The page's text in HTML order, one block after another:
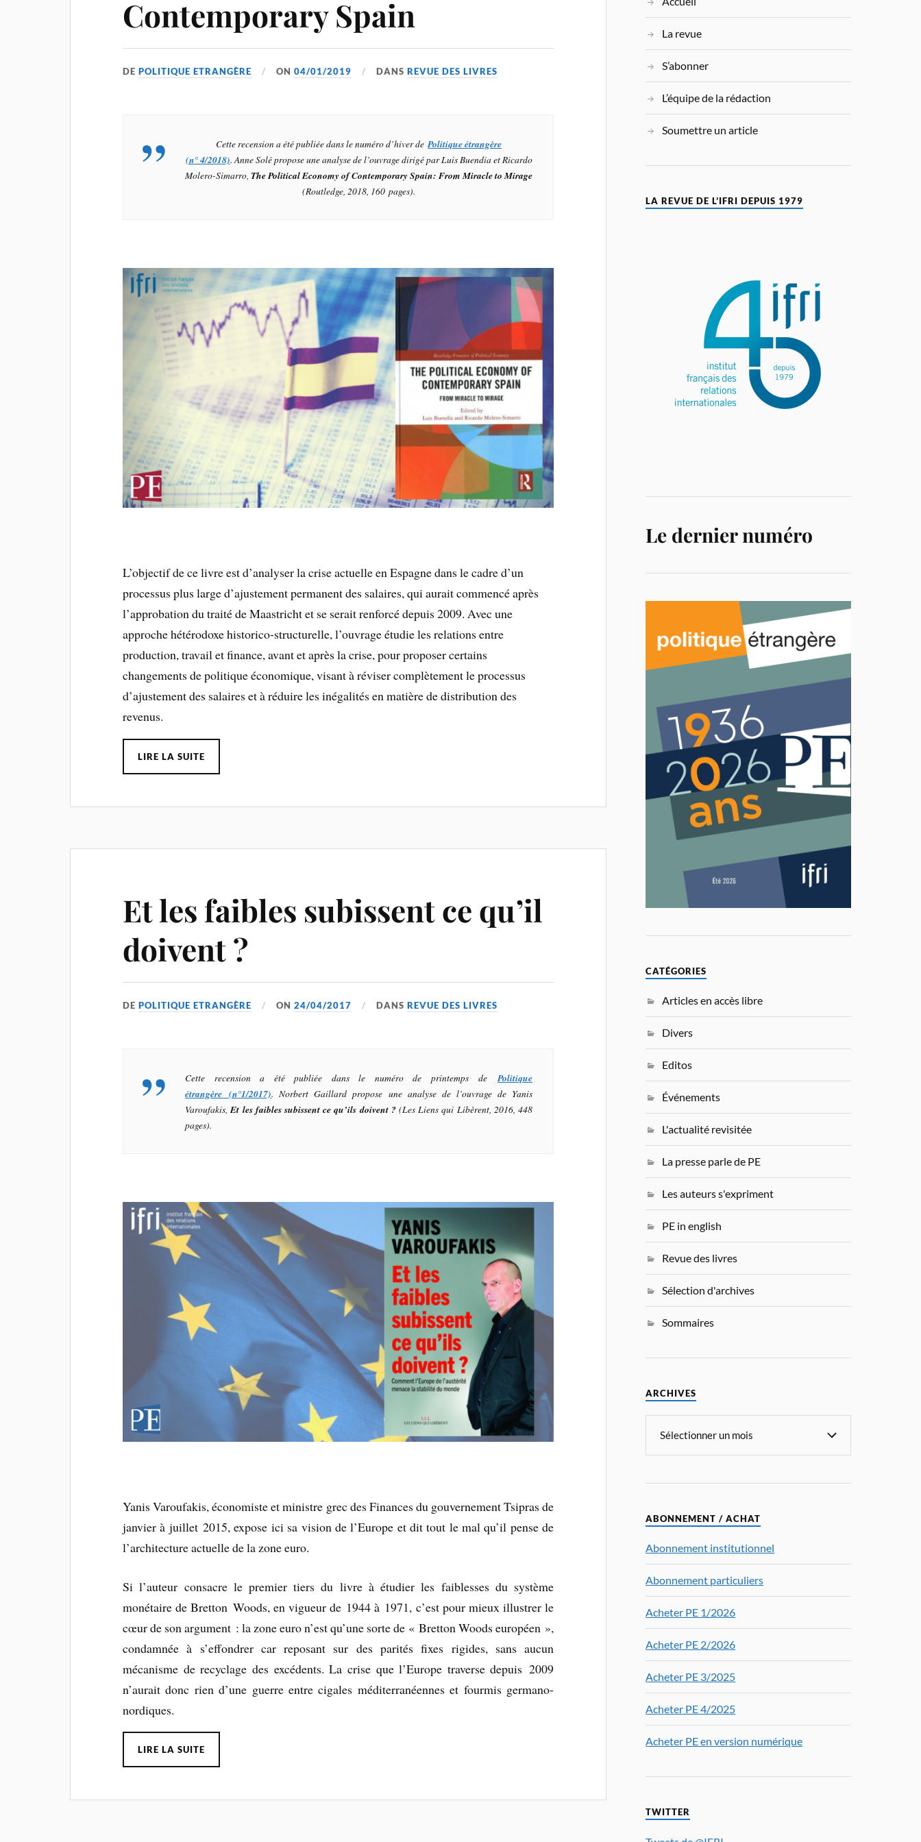
Contemporary Spain
DEPOLITIQUE ETRANGÈRE ON04/01/2019 DANSREVUE DES LIVRES
Cette recension a été publiée dans le numéro d’hiver dePolitique étrangère
(n° 4/2018). Anne Solé propose une analyse de l’ouvrage dirigé par Luis Buendia et Ricardo
Molero-Simarro,The Political Economy of Contemporary Spain: From Miracle to Mirage
(Routledge, 2018, 160 pages).
L’objectif de ce livre est d’analyser la crise actuelle en Espagne dans le cadre d’un
processus plus large d’ajustement permanent des salaires, qui aurait commencé après
l’approbation du traité de Maastricht et se serait renforcé depuis 2009. Avec une
approche hétérodoxe historico-structurelle, l’ouvrage étudie les relations entre
production, travail et finance, avant et après la crise, pour proposer certains
changements de politique économique, visant à réviser complètement le processus
d’ajustement des salaires et à réduire les inégalités en matière de distribution des
revenus.
LIRE LA SUITE
Et les faibles subissent ce qu’il
doivent ?
DEPOLITIQUE ETRANGÈRE ON24/04/2017 DANSREVUE DES LIVRES
Cette recension a été publiée dans le numéro de printemps dePolitique
étrangère (n°1/2017). Norbert Gaillard propose une analyse de l’ouvrage de Yanis
Varoufakis, Et les faibles subissent ce qu’ils doivent ?(Les Liens qui Libèrent, 2016, 448
pages).
Yanis Varoufakis, économiste et ministre grec des Finances du gouvernement Tsipras de
janvier à juillet 2015, expose ici sa vision de l’Europe et dit tout le mal qu’il pense de
l’architecture actuelle de la zone euro.
Si l’auteur consacre le premier tiers du livre à étudier les faiblesses du système
monétaire de Bretton Woods, en vigueur de 1944 à 1971, c’est pour mieux illustrer le
cœur de son argument : la zone euro n’est qu’une sorte de « Bretton Woods européen »,
condamnée à s’effondrer car reposant sur des parités fixes rigides, sans aucun
mécanisme de recyclage des excédents. La crise que l’Europe traverse depuis 2009
n’aurait donc rien d’une guerre entre cigales méditerranéennes et fourmis germano-
nordiques.
LIRE LA SUITE
La revue
S’abonner
L’équipe de la rédaction
Soumettre un article
LA REVUE DE L’IFRI DEPUIS 1979
Le dernier numéro
CATÉGORIES
Articles en accès libre
Divers
Editos
Événements
L'actualité revisitée
La presse parle de PE
Les auteurs s'expriment
PE in english
Revue des livres
Sélection d'archives
Sommaires
ARCHIVES
ABONNEMENT / ACHAT
Abonnement institutionnel
Abonnement particuliers
Acheter PE 1/2026
Acheter PE 2/2026
Acheter PE 3/2025
Acheter PE 4/2025
Acheter PE en version numérique
TWITTER